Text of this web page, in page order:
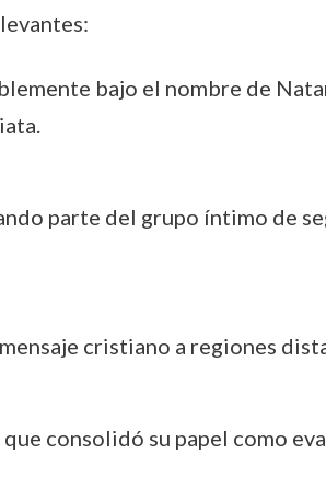
bajo el nombre de
parte del grupo íntimo de
cristiano a regiones
consolidó su papel como